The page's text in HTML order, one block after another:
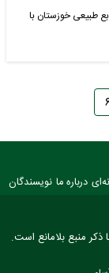
طبیعی خوزستان با
درباره ما نویسندگان
ذکر منبع بلامانع است.